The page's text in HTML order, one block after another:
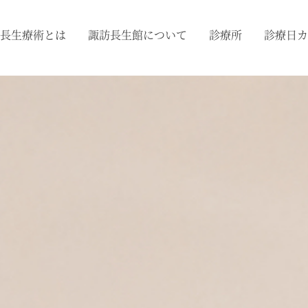
長生療術とは 諏訪長生館について 診療所 診療日